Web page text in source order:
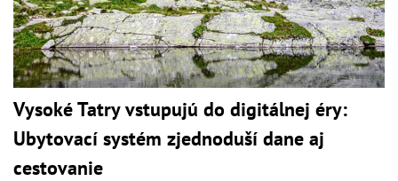
Vysoké Tatry vstupujú do digitálnej éry:
Ubytovací systém zjednoduší dane aj
cestovanie